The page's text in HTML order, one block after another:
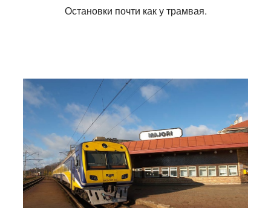
Остановки почти как у трамвая.